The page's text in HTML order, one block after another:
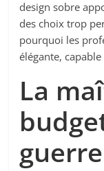
design sobre
des choix trop
pourquoi les
élégante,
La
guerre